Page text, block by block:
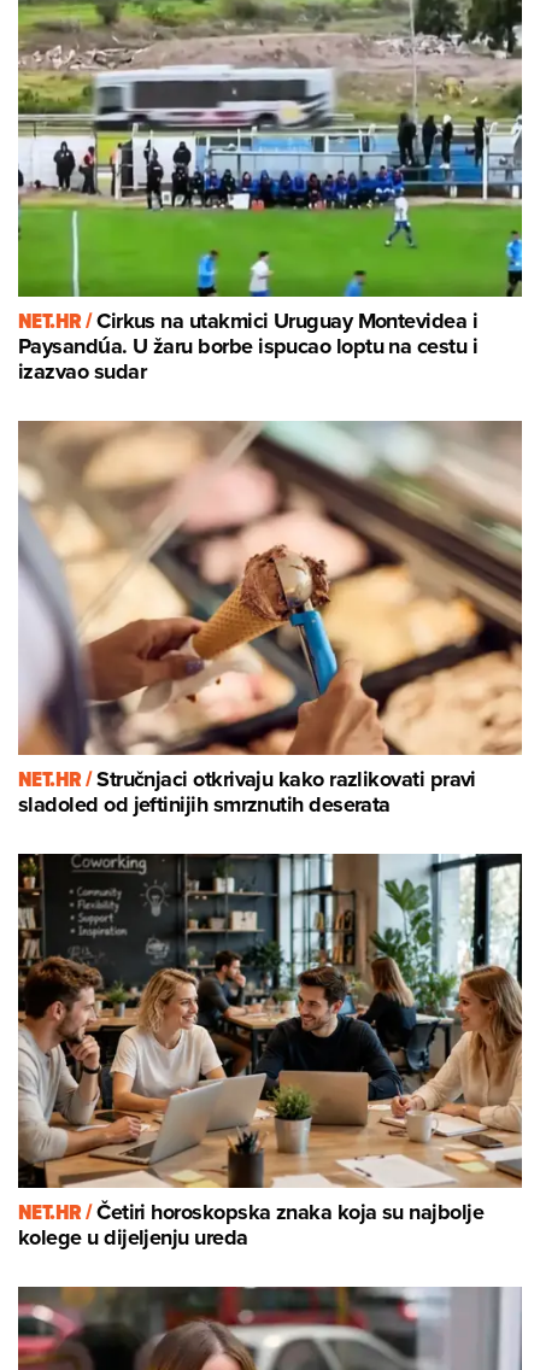
NET.HR /Cirkus na utakmici Uruguay Montevidea i
Paysandúa. U žaru borbe ispucao loptu na cestu i
izazvao sudar
NET.HR /Stručnjaci otkrivaju kako razlikovati pravi
sladoled od jeftinijih smrznutih deserata
NET.HR /Četiri horoskopska znaka koja su najbolje
kolege u dijeljenju ureda